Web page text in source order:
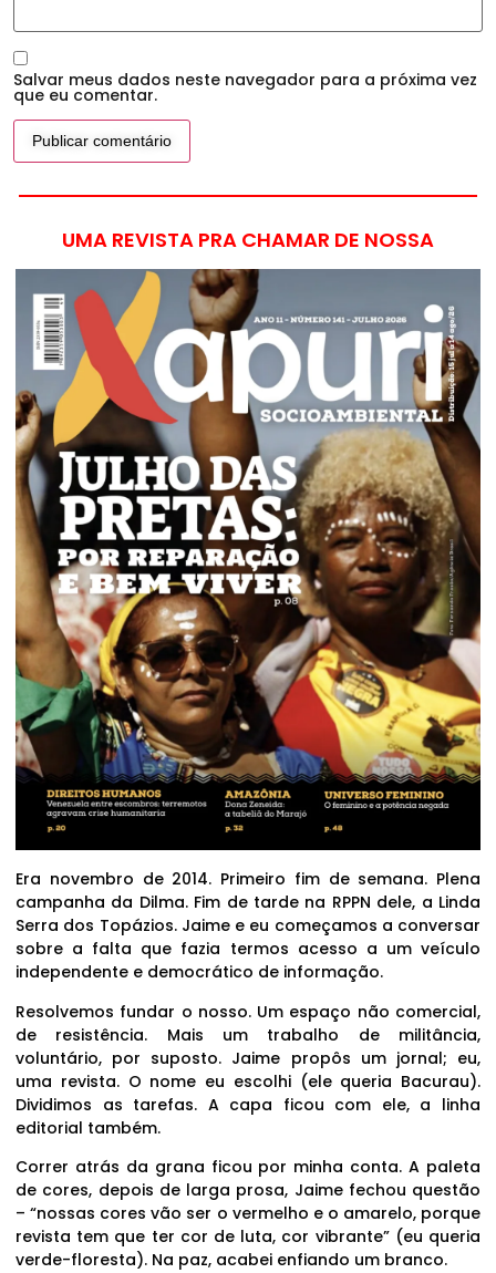
Salvar meus dados neste navegador para a próxima vez
que eu comentar.
UMA REVISTA PRA CHAMAR DE NOSSA
Era novembro de 2014. Primeiro fim de semana. Plena
campanha da Dilma. Fim de tarde na RPPN dele, a Linda
Serra dos Topázios. Jaime e eu começamos a conversar
sobre a falta que fazia termos acesso a um veículo
independente e democrático de informação.
Resolvemos fundar o nosso. Um espaço não comercial,
de resistência. Mais um trabalho de militância,
voluntário, por suposto. Jaime propôs um jornal; eu,
uma revista. O nome eu escolhi (ele queria Bacurau).
Dividimos as tarefas. A capa ficou com ele, a linha
editorial também.
Correr atrás da grana ficou por minha conta. A paleta
de cores, depois de larga prosa, Jaime fechou questão
– “nossas cores vão ser o vermelho e o amarelo, porque
revista tem que ter cor de luta, cor vibrante” (eu queria
verde-floresta). Na paz, acabei enfiando um branco.